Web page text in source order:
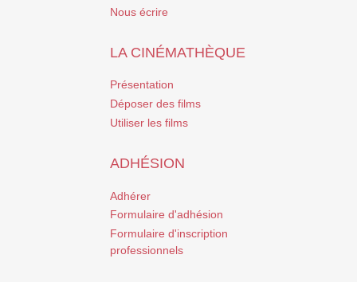
Nous écrire
LA CINÉMATHÈQUE
Présentation
Déposer des films
Utiliser les films
ADHÉSION
Adhérer
Formulaire d'adhésion
Formulaire d'inscription
professionnels